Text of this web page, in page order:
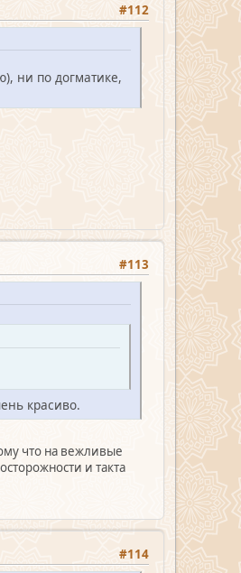
#112
ни по догматике,
#113
красиво.
что на вежливые
и такта
#114